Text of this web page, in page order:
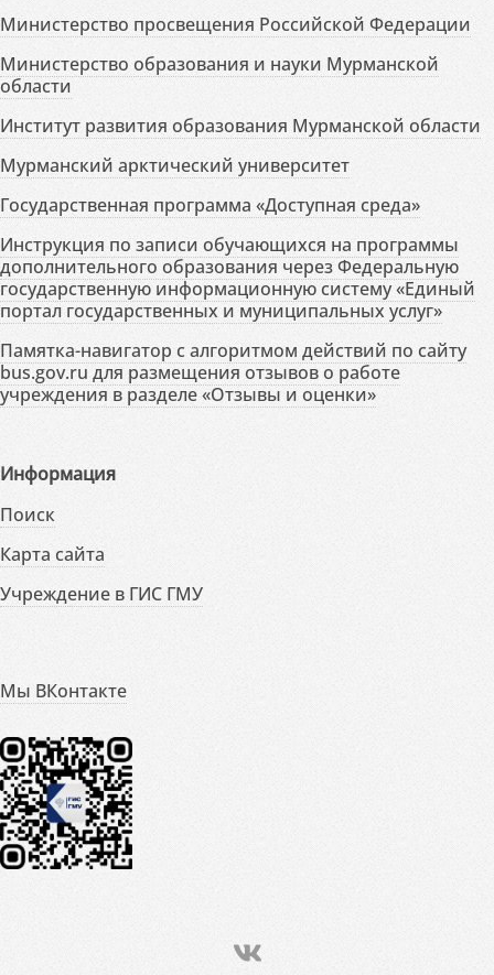
Министерство просвещения Российской Федерации
Министерство образования и науки Мурманской
области
Институт развития образования Мурманской области
Мурманский арктический университет
Государственная программа «Доступная среда»
Инструкция по записи обучающихся на программы
дополнительного образования через Федеральную
государственную информационную систему «Единый
портал государственных и муниципальных услуг»
Памятка-навигатор с алгоритмом действий по сайту
bus.gov.ru для размещения отзывов о работе
учреждения в разделе «Отзывы и оценки»
Информация
Поиск
Карта сайта
Учреждение в ГИС ГМУ
Мы ВКонтакте